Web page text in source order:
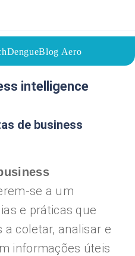
Blog Aero
14/07/2025
blog
intelligence
de business
se a um
e práticas que
coletar, analisar e
informações úteis